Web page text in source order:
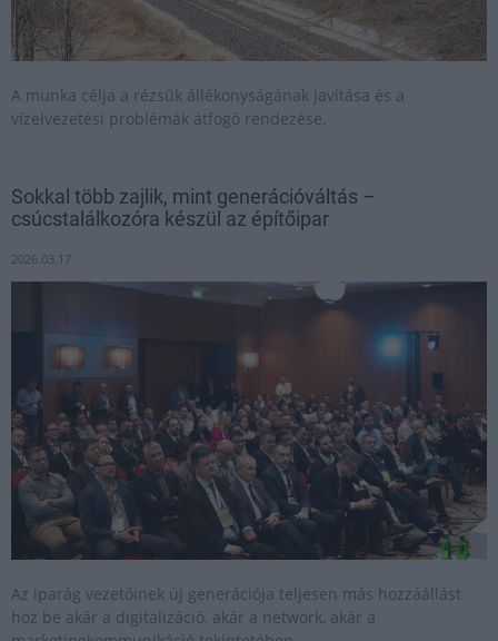
A munka célja a rézsűk állékonyságának javítása és a
vízelvezetési problémák átfogó rendezése.
Sokkal több zajlik, mint generációváltás –
csúcstalálkozóra készül az építőipar
2026.03.17
Az iparág vezetőinek új generációja teljesen más hozzáállást
hoz be akár a digitalizáció, akár a network, akár a